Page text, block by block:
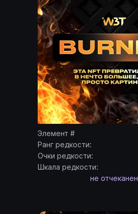
Элемент #
Ранг редкости:
Очки редкости:
Шкала редкости:
не отчеканен